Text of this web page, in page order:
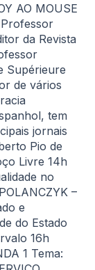
AO MOUSE
Professor
da Revista
Supérieure
de vários
tem
jornais
Pio de
Livre 14h
no
–
e
do Estado
16h
1 Tema: